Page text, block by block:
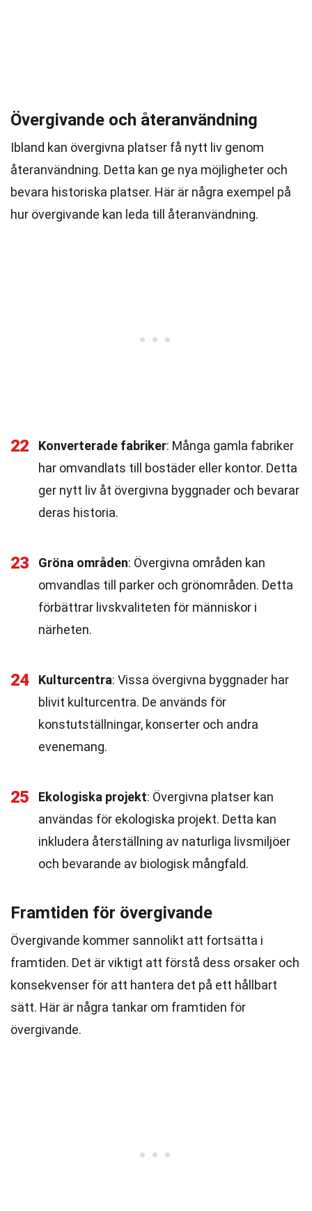
Övergivande och återanvändning
Ibland kan övergivna platser få nytt liv genom
återanvändning. Detta kan ge nya möjligheter och
bevara historiska platser. Här är några exempel på
hur övergivande kan leda till återanvändning.
22 Konverterade fabriker: Många gamla fabriker
har omvandlats till bostäder eller kontor. Detta
ger nytt liv åt övergivna byggnader och bevarar
deras historia.
23 Gröna områden: Övergivna områden kan
omvandlas till parker och grönområden. Detta
förbättrar livskvaliteten för människor i
närheten.
24 Kulturcentra: Vissa övergivna byggnader har
blivit kulturcentra. De används för
konstutställningar, konserter och andra
evenemang.
25 Ekologiska projekt: Övergivna platser kan
användas för ekologiska projekt. Detta kan
inkludera återställning av naturliga livsmiljöer
och bevarande av biologisk mångfald.
Framtiden för övergivande
Övergivande kommer sannolikt att fortsätta i
framtiden. Det är viktigt att förstå dess orsaker och
konsekvenser för att hantera det på ett hållbart
sätt. Här är några tankar om framtiden för
övergivande.